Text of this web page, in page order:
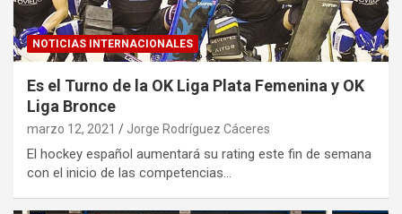
NOTICIAS INTERNACIONALES
Es el Turno de la OK Liga Plata Femenina y OK
Liga Bronce
marzo 12, 2021 Jorge Rodríguez Cáceres
El hockey español aumentará su rating este fin de semana
con el inicio de las competencias…